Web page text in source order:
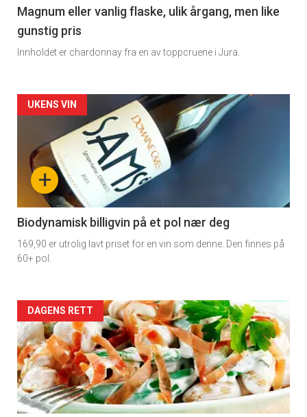
3
Magnum eller vanlig flaske, ulik årgang, men like
gunstig pris
Innholdet er chardonnay fra en av toppcruene i Jura.
Forsiden
akkurat
nå
4
+
UKENS VIN
Biodynamisk billigvin på et pol nær deg
169,90 er utrolig lavt priset for en vin som denne. Den finnes på
60+ pol.
Forsiden
akkurat
nå
-
DAGENS RETT